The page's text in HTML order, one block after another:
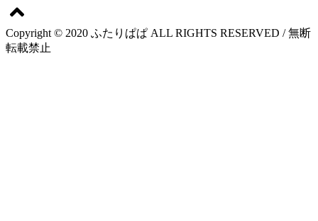
Copyright © 2020 ふたりぱぱ ALL RIGHTS RESERVED / 無断
転載禁止